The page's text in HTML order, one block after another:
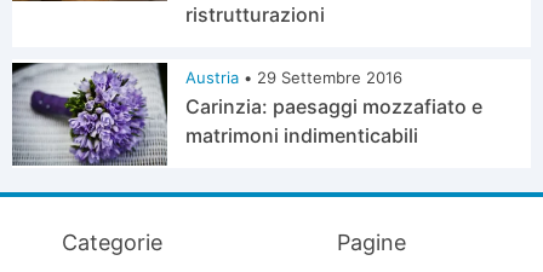
ristrutturazioni
Austria • 29 Settembre 2016
Carinzia: paesaggi mozzafiato e
matrimoni indimenticabili
Categorie Pagine